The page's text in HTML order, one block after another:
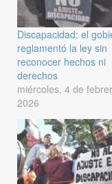
Discapacidad: el
reglamentó la ley sin
reconocer hechos ni
derechos
miércoles, 4 de
2026